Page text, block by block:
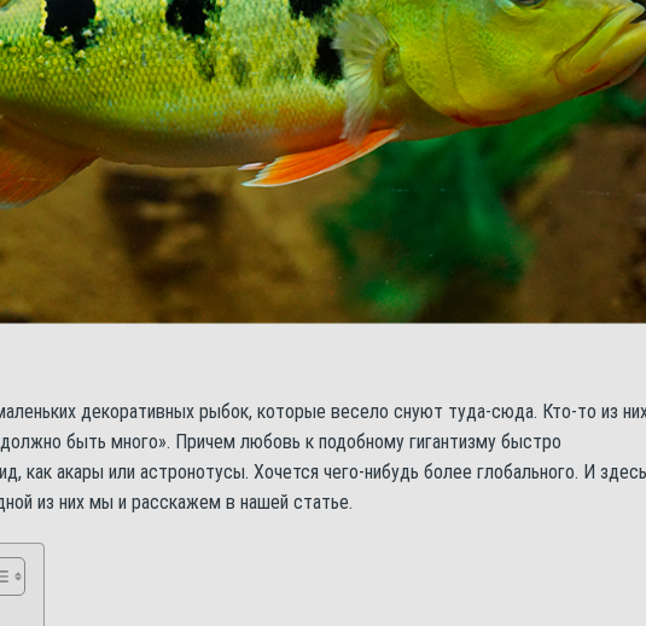
декоративных рыбок, которые весело снуют туда-сюда. Кто-то из
быть много». Причем любовь к подобному гигантизму быстро
как акары или астронотусы. Хочется чего-нибудь более глобального. И здесь
из них мы и расскажем в нашей статье.